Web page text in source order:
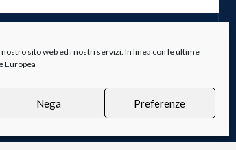
sito web ed i nostri servizi. In linea con le ultime
Europea
Nega Preferenze